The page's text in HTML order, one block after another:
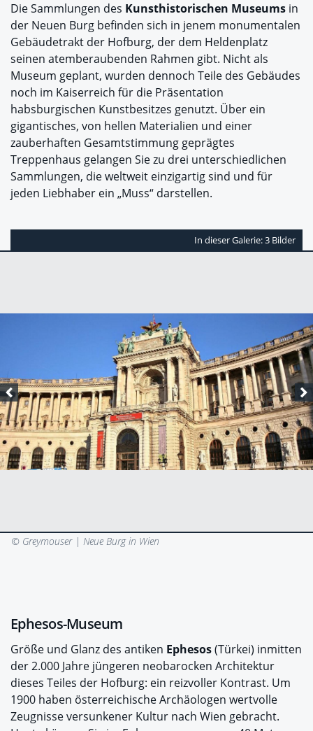
Die Sammlungen des Kunsthistorischen Museums in
der Neuen Burg befinden sich in jenem monumentalen
Gebäudetrakt der Hofburg, der dem Heldenplatz
seinen atemberaubenden Rahmen gibt. Nicht als
Museum geplant, wurden dennoch Teile des Gebäudes
noch im Kaiserreich für die Präsentation
habsburgischen Kunstbesitzes genutzt. Über ein
gigantisches, von hellen Materialien und einer
zauberhaften Gesamtstimmung geprägtes
Treppenhaus gelangen Sie zu drei unterschiedlichen
Sammlungen, die weltweit einzigartig sind und für
jeden Liebhaber ein „Muss“ darstellen.
In dieser Galerie: 3 Bilder
© Greymouser | Neue Burg in Wien
Ephesos-Museum
Größe und Glanz des antiken Ephesos(Türkei) inmitten
der 2.000 Jahre jüngeren neobarocken Architektur
dieses Teiles der Hofburg: ein reizvoller Kontrast. Um
1900 haben österreichische Archäologen wertvolle
Zeugnisse versunkener Kultur nach Wien gebracht.